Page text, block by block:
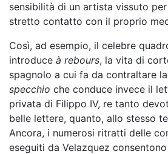
sensibilità di un artista vissuto per
stretto contatto con il proprio
Così, ad esempio, il celebre
introduce à rebours, la vita di
spagnolo a cui fa da contraltare la
specchio che conduce invece il
privata di Filippo IV, re tanto
belle lettere, quanto, allo stesso
Ancora, i numerosi ritratti delle
eseguiti da Velazquez